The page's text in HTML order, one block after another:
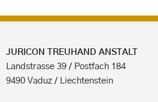
JURICON TREUHAND ANSTALT
Landstrasse 39 / Postfach 184
9490 Vaduz / Liechtenstein